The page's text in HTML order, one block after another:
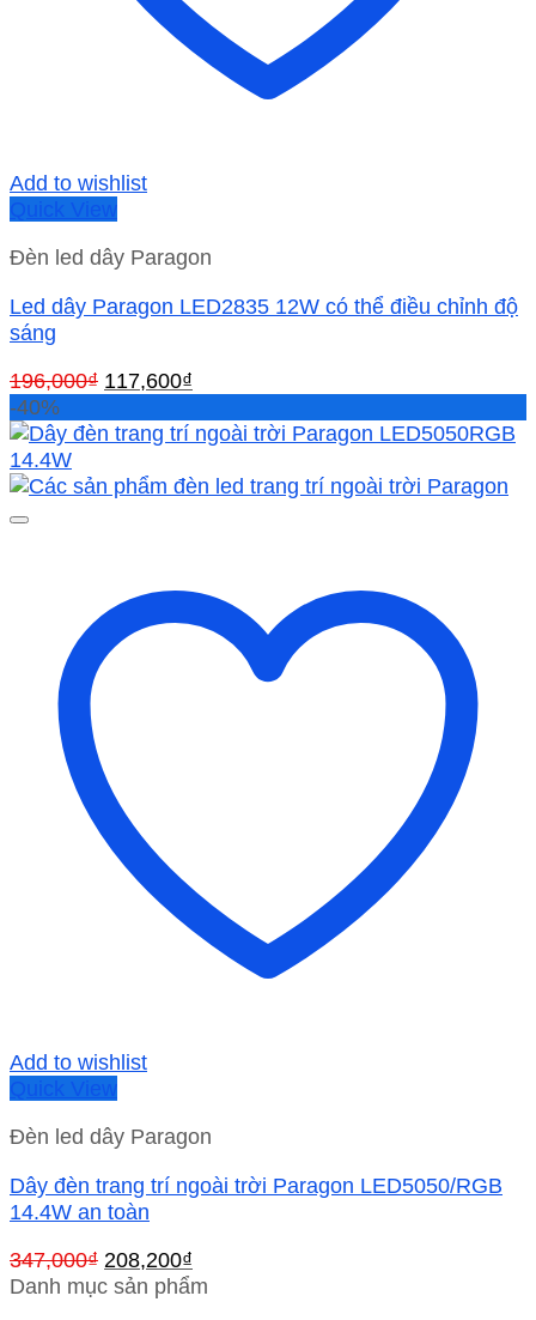
Add to wishlist
Quick View
Đèn led dây Paragon
Led dây Paragon LED2835 12W có thể điều chỉnh độ
sáng
196,000₫ Giá
là:
117,600₫
tại
117,600₫.
-40%
Add to wishlist
Quick View
Đèn led dây Paragon
Dây đèn trang trí ngoài trời Paragon LED5050/RGB
14.4W an toàn
347,000₫ Giá
gốc
208,200₫
hiện
Danh mục sản phẩm